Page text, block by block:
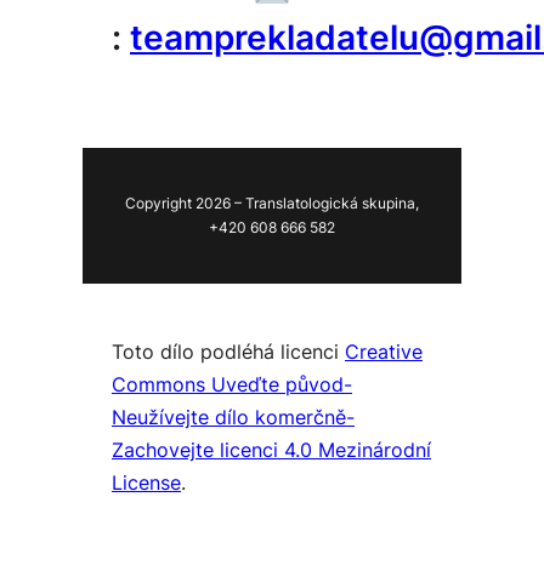
:
Copyright 2026 – Translatologická skupina,
+420 608 666 582
Toto dílo podléhá licenci Creative
Commons Uveďte původ-
Neužívejte dílo komerčně-
Zachovejte licenci 4.0 Mezinárodní
License.